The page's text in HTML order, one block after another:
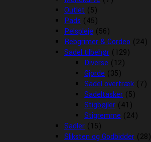
Outlet (5)
Pads (45)
Pelspleje (56)
Rebgrimer & Cordeo (24)
Sadel tilbehør (129)
Diverse (12)
Gjorde (35)
Sadel overtræk (7)
Sadeltasker (5)
Stigbøjler (41)
Stigremme (24)
Sadler (15)
Sliksten og Godbidder (28)